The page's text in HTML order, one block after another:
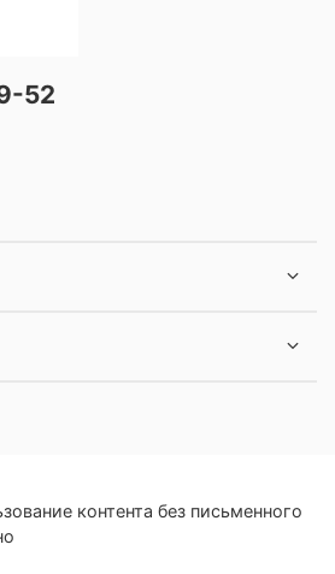
52
контента без письменного